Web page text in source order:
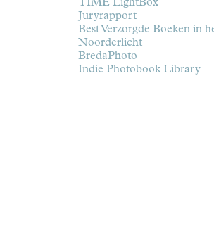
TIME LightBox
Juryrapport
Best Verzorgde Boeken in
Noorderlicht
BredaPhoto
Indie Photobook Library